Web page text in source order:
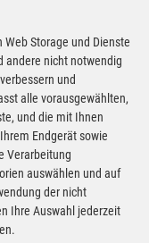
?
Route planen
Route planen
Storage und Dienste
andere nicht notwendig
und
alle vorausgewählten,
und die mit Ihnen
Endgerät sowie
Verarbeitung
auswählen und auf
der nicht
Ihre Auswahl jederzeit